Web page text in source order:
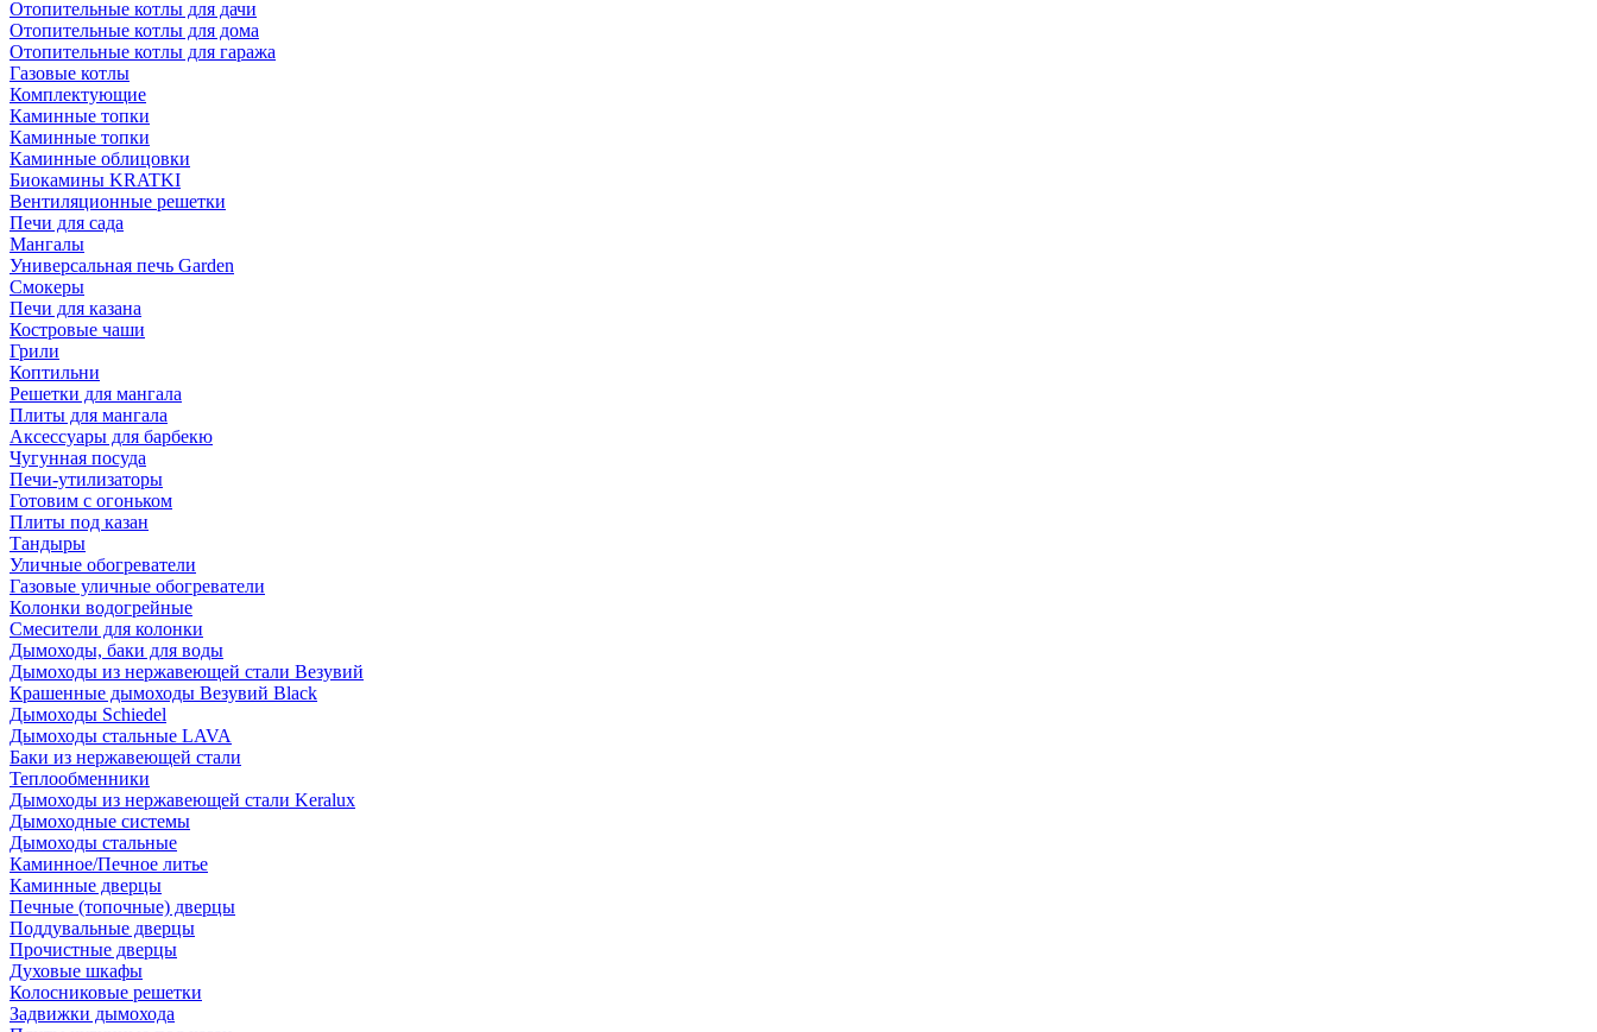
Отопительные котлы для дачи
Отопительные котлы для дома
Отопительные котлы для гаража
Газовые котлы
Комплектующие
Каминные топки
Каминные топки
Каминные облицовки
Биокамины KRATKI
Вентиляционные решетки
Печи для сада
Мангалы
Универсальная печь Garden
Смокеры
Печи для казана
Костровые чаши
Грили
Коптильни
Решетки для мангала
Плиты для мангала
Аксессуары для барбекю
Чугунная посуда
Печи-утилизаторы
Готовим с огоньком
Плиты под казан
Тандыры
Уличные обогреватели
Газовые уличные обогреватели
Колонки водогрейные
Смесители для колонки
Дымоходы, баки для воды
Дымоходы из нержавеющей стали Везувий
Крашенные дымоходы Везувий Black
Дымоходы Schiedel
Дымоходы стальные LAVA
Баки из нержавеющей стали
Теплообменники
Дымоходы из нержавеющей стали Keralux
Дымоходные системы
Дымоходы стальные
Каминное/Печное литье
Каминные дверцы
Печные (топочные) дверцы
Поддувальные дверцы
Прочистные дверцы
Духовые шкафы
Колосниковые решетки
Задвижки дымохода